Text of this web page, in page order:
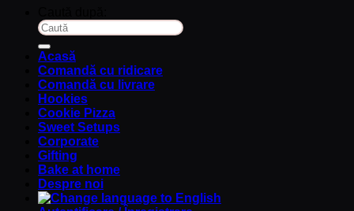
Acasă
Comandă cu ridicare
Comandă cu livrare
Hookies
Cookie Pizza
Sweet Setups
Corporate
Gifting
Bake at home
Despre noi